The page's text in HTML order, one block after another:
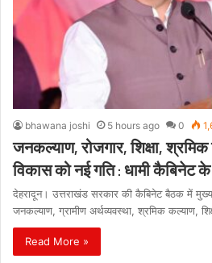
bhawana joshi 5 hours ago 0
जनकल्याण, रोजगार, शिक्षा,
विकास को नई गति : धामी कैबिनेट
देहरादून। उत्तराखंड सरकार की कैबिनेट बैठक में
जनकल्याण, ग्रामीण अर्थव्यवस्था, श्रमिक कल्याण,
Read More »